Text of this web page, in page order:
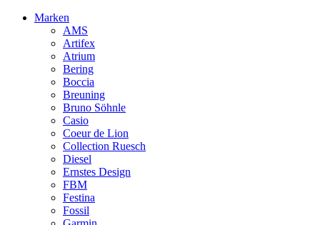
Marken
AMS
Artifex
Atrium
Bering
Boccia
Breuning
Bruno Söhnle
Casio
Coeur de Lion
Collection Ruesch
Diesel
Ernstes Design
FBM
Festina
Fossil